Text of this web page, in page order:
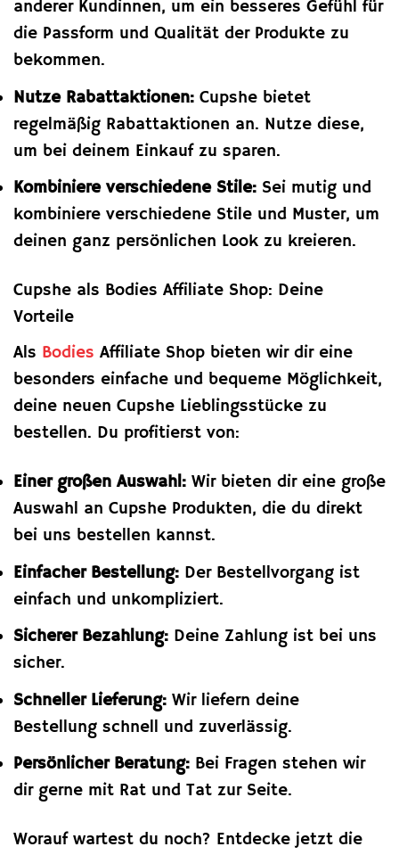
anderer Kundinnen, um ein besseres Gefühl für
die Passform und Qualität der Produkte zu
bekommen.
Nutze Rabattaktionen: Cupshe bietet
regelmäßig Rabattaktionen an. Nutze diese,
um bei deinem Einkauf zu sparen.
Kombiniere verschiedene Stile: Sei mutig und
kombiniere verschiedene Stile und Muster, um
deinen ganz persönlichen Look zu kreieren.
Cupshe als Bodies Affiliate Shop: Deine
Vorteile
Als Bodies Affiliate Shop bieten wir dir eine
besonders einfache und bequeme Möglichkeit,
deine neuen Cupshe Lieblingsstücke zu
bestellen. Du profitierst von:
Einer großen Auswahl: Wir bieten dir eine große
Auswahl an Cupshe Produkten, die du direkt
bei uns bestellen kannst.
Einfacher Bestellung: Der Bestellvorgang ist
einfach und unkompliziert.
Sicherer Bezahlung: Deine Zahlung ist bei uns
sicher.
Schneller Lieferung: Wir liefern deine
Bestellung schnell und zuverlässig.
Persönlicher Beratung: Bei Fragen stehen wir
dir gerne mit Rat und Tat zur Seite.
Worauf wartest du noch? Entdecke jetzt die